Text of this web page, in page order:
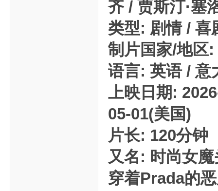
齐 / 贾斯汀·塞
类型: 剧情 / 喜
制片国家/地区:
语言: 英语 / 意
上映日期:
05-01(美国)
片长: 120分钟
又名: 时尚女
穿着Prada的